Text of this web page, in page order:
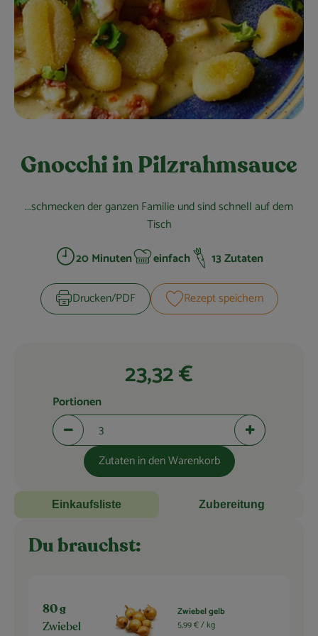
Obst & Gemüse
Kühltheke
Bäckerei
Vorratskammer
Kosmetik
Haus, Garten & Co.
So geht’s
Über uns
Blog
Gnocchi in Pilzrahmsauce
...schmecken der ganzen Familie und sind schnell auf dem
Tisch
Zubreitungszeit:
20 MinutenSchwierigkeit:
einfach 13 Zutaten
Drucken​/​PDF Rezept speichern
23,32 €
Portionen verringern (aktuell 3 Portionen ausgewählt)
Portionen
Portionen
Zutaten in den Warenkorb
Einkaufsliste Zubereitung
Du brauchst:
80 g
Zwiebel
Zwiebel gelb
5,99 € / kg